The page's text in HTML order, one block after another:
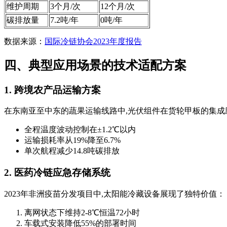
维护周期
3个月/次
12个月/次
碳排放量
7.2吨/年 0吨/年
数据来源： 国际冷链协会2023年度报告
四、典型应用场景的技术适配方案
1. 跨境农产品运输方案
在东南亚至中东的蔬果运输线路中,光伏组件在货轮甲板的集成
全程温度波动控制在±1.2℃以内
运输损耗率从19%降至6.7%
单次航程减少14.8吨碳排放
2. 医药冷链应急存储系统
2023年非洲疫苗分发项目中,太阳能冷藏设备展现了独特价值：
离网状态下维持2-8℃恒温72小时
车载式安装降低55%的部署时间